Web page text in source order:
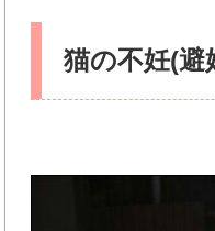
猫の不妊(避